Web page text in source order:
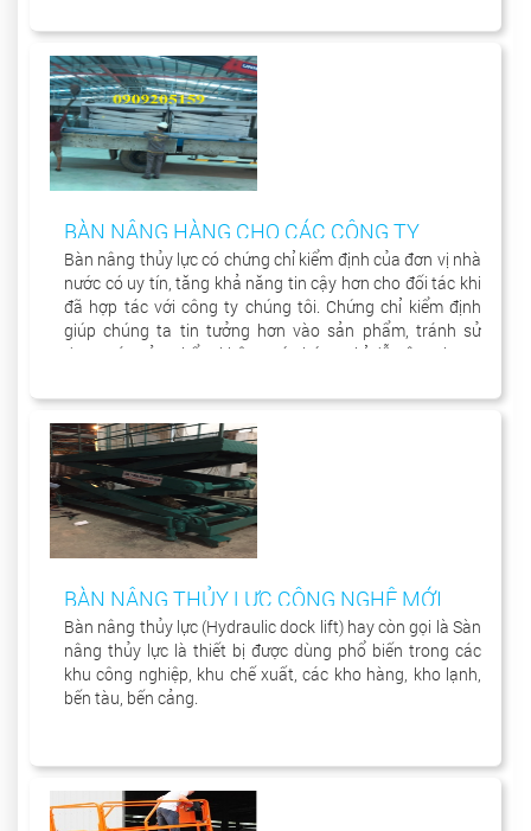
giúp bạn trong vấn đề nâng hạ hàng hóa.....
BÀN NÂNG HÀNG CHO CÁC CÔNG TY
Bàn nâng thủy lực có chứng chỉ kiểm định của đơn vị nhà
nước có uy tín, tăng khả năng tin cậy hơn cho đối tác khi
đã hợp tác với công ty chúng tôi. Chứng chỉ kiểm định
giúp chúng ta tin tưởng hơn vào sản phẩm, tránh sử
dụng các sản phẩm không có chứng chỉ dễ gây tai nạn
BÀN NÂNG THỦY LỰC CÔNG NGHỆ MỚI
Bàn nâng thủy lực (Hydraulic dock lift) hay còn gọi là Sàn
nâng thủy lực là thiết bị được dùng phổ biến trong các
khu công nghiệp, khu chế xuất, các kho hàng, kho lạnh,
bến tàu, bến cảng.